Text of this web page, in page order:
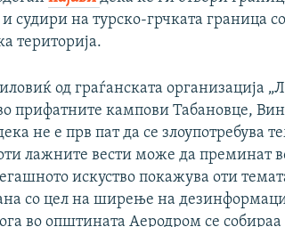
судири на турско-грчката граница
територија.
од граѓанската организација
прифатните кампови Табановце,
не е прв пат да се злоупотребува
лажните вести може да преминат
искуство покажува оти
со цел на ширење на
во општината Аеродром се